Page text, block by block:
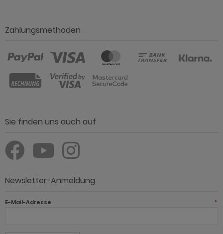
Zahlungsmethoden
Sie finden uns auch auf
Newsletter-Anmeldung
E-Mail-Adresse *